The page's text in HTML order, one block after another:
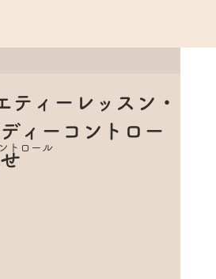
トロール
ティーレッスン・
ィーコントロー